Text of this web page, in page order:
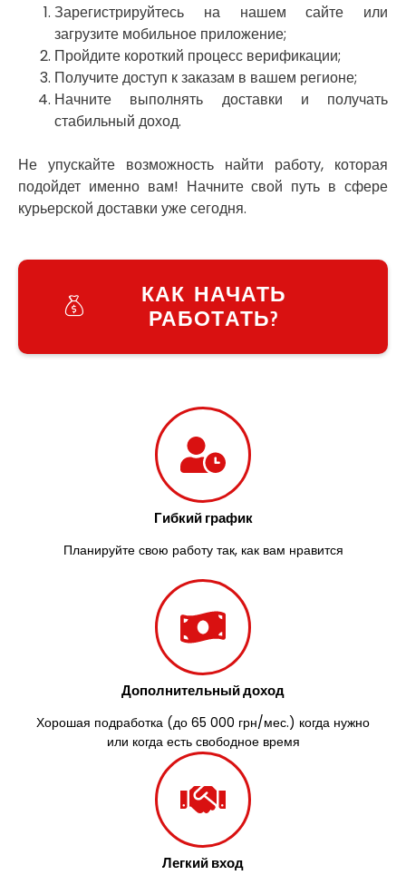
Зарегистрируйтесь на нашем сайте или
загрузите мобильное приложение;
Пройдите короткий процесс верификации;
Получите доступ к заказам в вашем регионе;
Начните выполнять доставки и получать
стабильный доход.
Не упускайте возможность найти работу, которая
подойдет именно вам! Начните свой путь в сфере
курьерской доставки уже сегодня.
КАК НАЧАТЬ
РАБОТАТЬ?
Гибкий график
Планируйте свою работу так, как вам нравится
Дополнительный доход
Хорошая подработка (до 65 000 грн/мес.) когда нужно
или когда есть свободное время
Легкий вход
Вита-Почтовая
Волчинец
Вольнянск
Вознесенск
Вышгород
Яготин
Южноукраинск
Запорожье
Заречаны
Зазимье
Желтые Воды
Змиев
Звенигородка